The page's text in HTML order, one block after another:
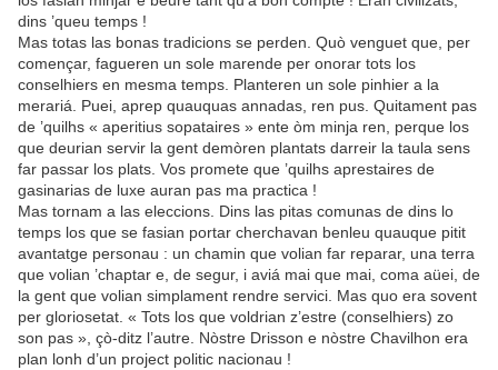
dins ’queu temps !
Mas totas las bonas tradicions se perden. Quò venguet que, per
començar, fagueren un sole marende per onorar tots los
conselhiers en mesma temps. Planteren un sole pinhier a la
merariá. Puei, aprep quauquas annadas, ren pus. Quitament pas
de ’quilhs « aperitius sopataires » ente òm minja ren, perque los
que deurian servir la gent demòren plantats darreir la taula sens
far passar los plats. Vos promete que ’quilhs aprestaires de
gasinarias de luxe auran pas ma practica !
Mas tornam a las eleccions. Dins las pitas comunas de dins lo
temps los que se fasian portar cherchavan benleu quauque pitit
avantatge personau : un chamin que volian far reparar, una terra
que volian ’chaptar e, de segur, i aviá mai que mai, coma aüei, de
la gent que volian simplament rendre servici. Mas quo era sovent
per gloriosetat. « Tots los que voldrian z’estre (conselhiers) zo
son pas », çò-ditz l’autre. Nòstre Drisson e nòstre Chavilhon era
plan lonh d’un project politic nacionau !